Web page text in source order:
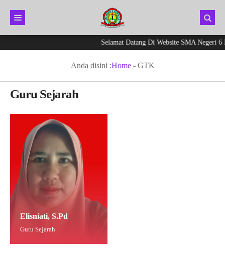
Selamat Datang Di Website SMA Negeri 6
Anda disini :Home- GTK
Guru Sejarah
Elisniati, S.Pd
Guru Sejarah